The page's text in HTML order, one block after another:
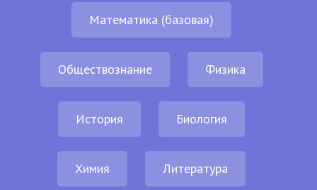
Математика (базовая)
Обществознание Физика
История Биология
Химия Литература